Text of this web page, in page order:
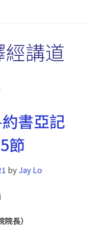
經講道
書亞記
節
by Jay Lo
長）